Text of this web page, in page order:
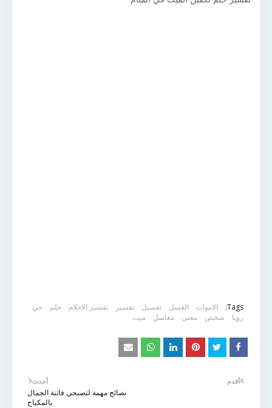
Tags: الاموات الغسل تغسيل تفسير تفسير الاحلام حلم
حي
رويا
شخص معنى مغاسل ميت
أحدث
نصائح مهمة لتصبحي فاتنة الجمال
بالمكياج
أقدم